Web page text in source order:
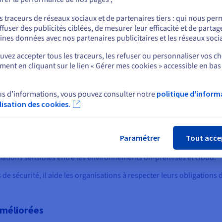
du cloud
convaincants qui améliorent considérablement la
:
pour toute organisation, en particulier lorsqu'il s'agit
un lien qui contourne l'Internet public, minimisant ainsi
dans un environnement sécurisé et contrôlé, réduisant
réglementés avec des exigences de conformité strictes, comme
sensibles entre les environnements on-premises et cloud.
de sécurité, il aide les organisations à respecter leurs
ou
sur le site actuel
un autre site web
traceurs de réseaux sociaux et de partenaires tiers : qui nous
des publicités ciblées, de mesurer leur efficacité et de
données avec nos partenaires publicitaires et les réseaux
accepter tous les traceurs, les refuser ou personnaliser vos
en cliquant sur le lien « Gérer mes cookies » accessible en
d’informations, vous pouvez consulter notre politique
des cookies.
Paramétrer Tout